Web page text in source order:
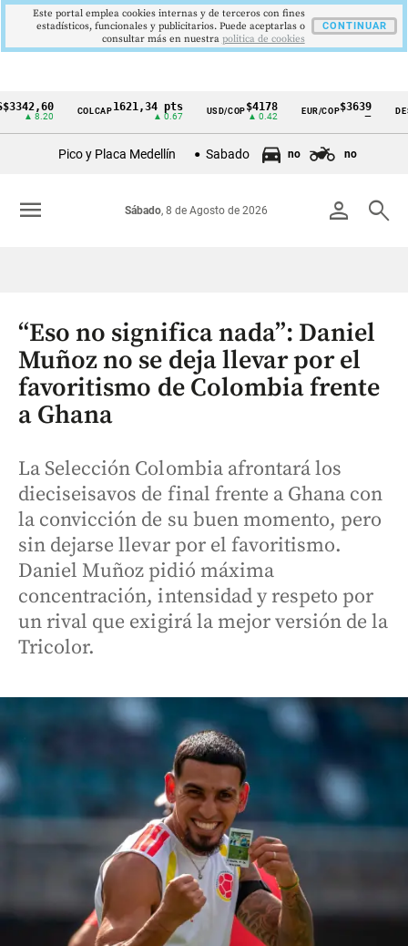
Cintillo
Colombia
▲ 8.20
COLCAP1621,34 pts
▲ 0.67
USD/COP$4178
▲ 0.42
EUR/COP$3639
Pico y Placa Medellín Sabado no no
person search
Sábado, 8 de Agosto de 2026
menu
“Eso no significa nada”: Daniel
Muñoz no se deja llevar por el
favoritismo de Colombia frente
a Ghana
La Selección Colombia afrontará los
dieciseisavos de final frente a Ghana con
la convicción de su buen momento, pero
sin dejarse llevar por el favoritismo.
Daniel Muñoz pidió máxima
concentración, intensidad y respeto por
un rival que exigirá la mejor versión de la
Tricolor.
Este portal emplea cookies internas y de terceros con fines
estadísticos, funcionales y publicitarios. Puede aceptarlas o
consultar más en nuestra politica de cookies
CONTINUAR